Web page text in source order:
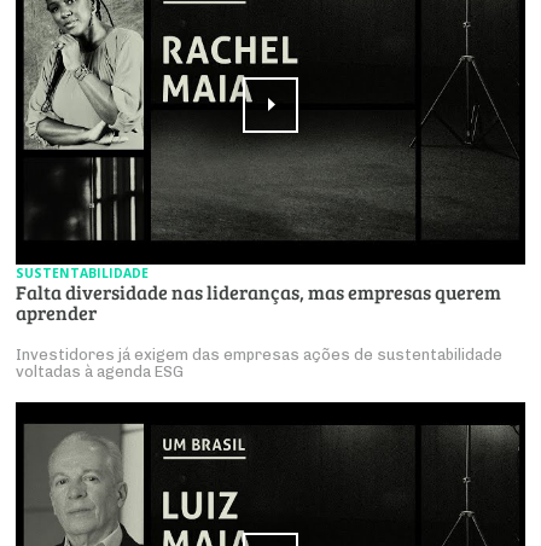
SUSTENTABILIDADE
Falta diversidade nas lideranças, mas empresas querem
aprender
Investidores já exigem das empresas ações de sustentabilidade
voltadas à agenda ESG